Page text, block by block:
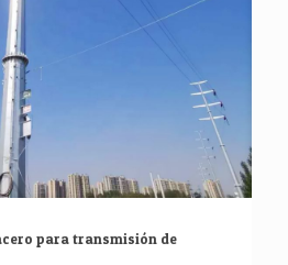
para transmisión de